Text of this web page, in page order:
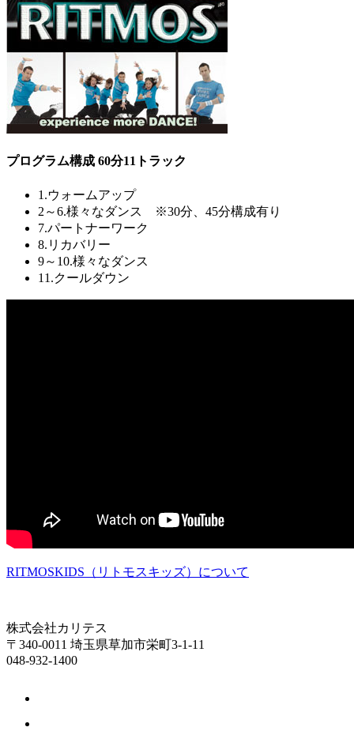
プログラム構成 60分11トラック
1.ウォームアップ
2～6.様々なダンス ※30分、45分構成有り
7.パートナーワーク
8.リカバリー
9～10.様々なダンス
11.クールダウン
RITMOSKIDS（リトモスキッズ）について
株式会社カリテス
〒340-0011 埼玉県草加市栄町3-1-11
048-932-1400